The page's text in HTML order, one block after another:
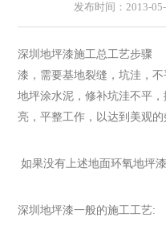
发布时间：2013-
深圳地坪漆施工总工艺步骤
漆，需要基地裂缝，坑洼，
地坪涂水泥，修补坑洼不平
亮，平整工作，以达到美观的
如果没有上述地面环氧地坪
深圳地坪漆一般的施工工艺: